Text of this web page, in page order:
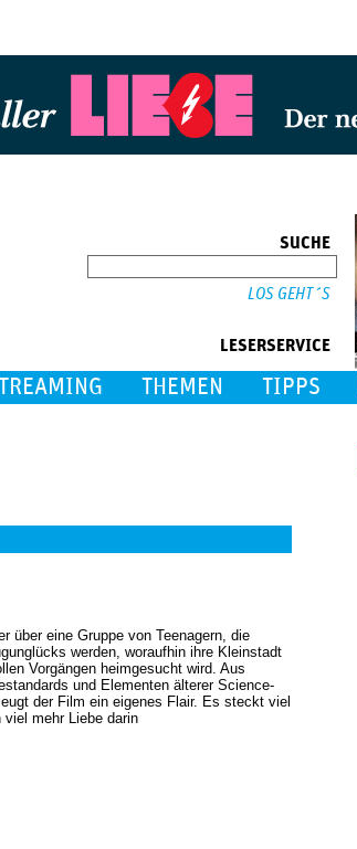
SUCHE
LESERSERVICE
THEMEN TIPPS
über eine Gruppe von Teenagern, die
werden, woraufhin ihre Kleinstadt
Vorgängen heimgesucht wird. Aus
und Elementen älterer Science-
der Film ein eigenes Flair. Es steckt viel
viel mehr Liebe darin